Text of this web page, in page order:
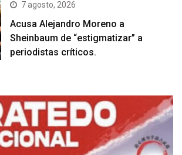
7 agosto, 2026
Acusa Alejandro Moreno a
Sheinbaum de “estigmatizar” a
periodistas críticos.